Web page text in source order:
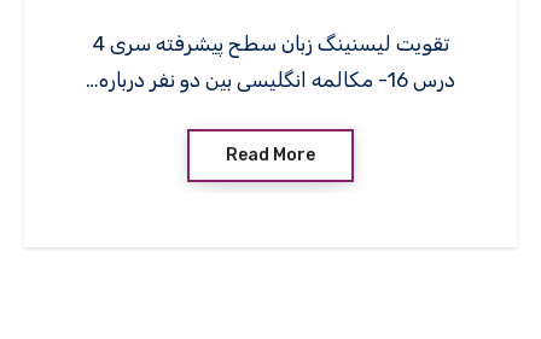
تقویت لیسنینگ زبان سطح پیشرفته سری 4
درس 16- مکالمه انگلیسی بین دو نفر درباره…
Read More